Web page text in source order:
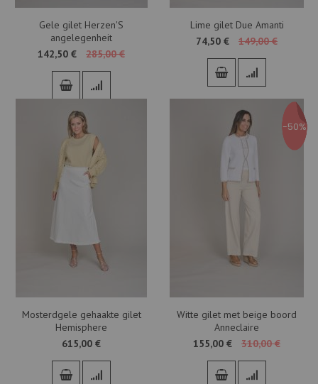
Gele gilet Herzen'S
angelegenheit
142,50 €
285,00 €
Lime gilet Due Amanti
74,50 €
149,00 €
Mosterdgele gehaakte gilet
Hemisphere
615,00 €
-50%
Witte gilet met beige boord
Anneclaire
155,00 €
310,00 €